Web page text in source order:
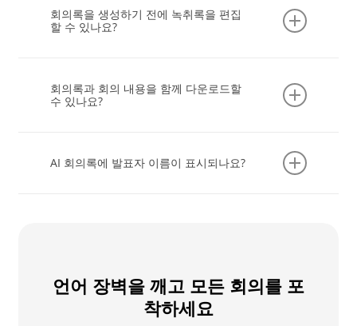
의 언어로 토론을 듣고 나중에 명확하고 실행 가능한
메모를 검토할 수 있으므로 모든 시간대와 지역에 걸
회의록을 생성하기 전에 녹취록을 편집
할 수 있나요?
번역문을 업데이트할 수 있습니다. Transync AI는
업데이트된 녹취록을 사용하여 요약을 생성합니다.
회의록과 회의 내용을 함께 다운로드할
수 있나요?
콘텐츠를 마크다운, DOCX 또는 PDF 형식으로 내보
AI 회의록에 발표자 이름이 표시되나요?
언어 장벽을 깨고 모든 회의를 포
착하세요